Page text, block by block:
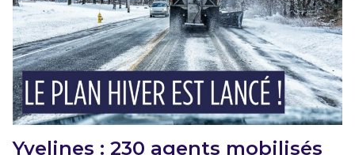
Yvelines : 230 agents mobilisés